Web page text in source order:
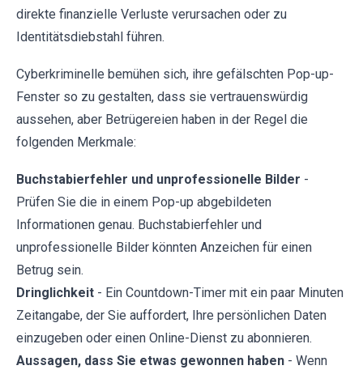
direkte finanzielle Verluste verursachen oder zu
Identitätsdiebstahl führen.
Cyberkriminelle bemühen sich, ihre gefälschten Pop-up-
Fenster so zu gestalten, dass sie vertrauenswürdig
aussehen, aber Betrügereien haben in der Regel die
folgenden Merkmale:
Buchstabierfehler und unprofessionelle Bilder -
Prüfen Sie die in einem Pop-up abgebildeten
Informationen genau. Buchstabierfehler und
unprofessionelle Bilder könnten Anzeichen für einen
Betrug sein.
Dringlichkeit - Ein Countdown-Timer mit ein paar Minuten
Zeitangabe, der Sie auffordert, Ihre persönlichen Daten
einzugeben oder einen Online-Dienst zu abonnieren.
Aussagen, dass Sie etwas gewonnen haben - Wenn